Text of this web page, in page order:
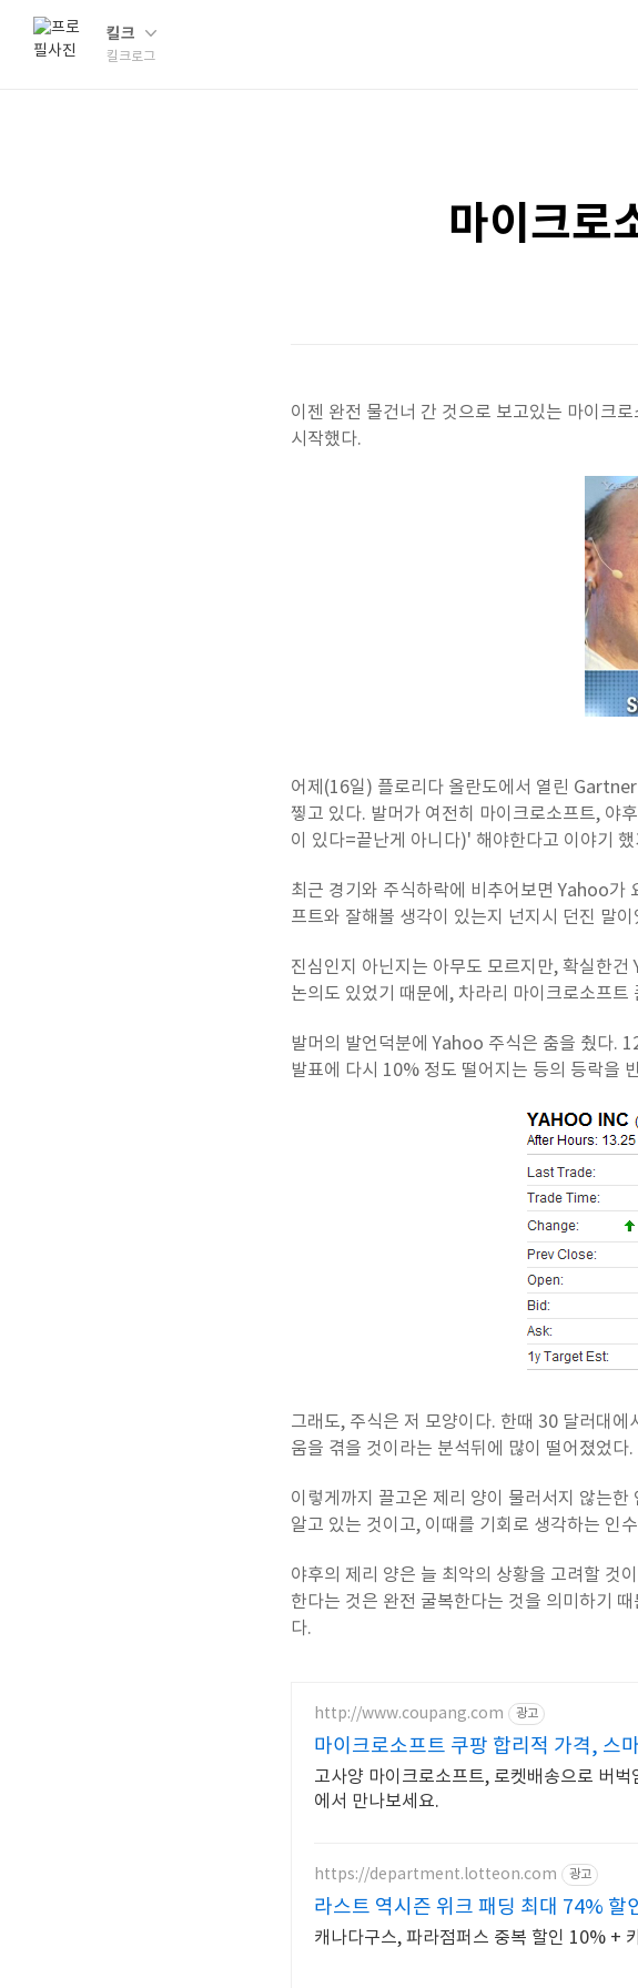
킬크
킬크로그
마이크로
이젠 완전 물건너 간 것으로 보고있는 마이크
시작했다.
어제(16일) 플로리다 올란도에서 열린
찧고 있다. 발머가 여전히 마이크로소프트, 야
이 있다=끝난게 아니다)' 해야한다고 이야기
최근 경기와 주식하락에 비추어보면 Yahoo가
프트와 잘해볼 생각이 있는지 넌지시 던진 말이
진심인지 아닌지는 아무도 모르지만, 확실한
논의도 있었기 때문에, 차라리 마이크로소프
발머의 발언덕분에 Yahoo 주식은 춤을 췄다.
발표에 다시 10% 정도 떨어지는 등의 등락을
그래도, 주식은 저 모양이다. 한때 30 달러대
움을 겪을 것이라는 분석뒤에 많이 떨어졌었다.
이렇게까지 끌고온 제리 양이 물러서지 않는
알고 있는 것이고, 이때를 기회로 생각하는 인
야후의 제리 양은 늘 최악의 상황을 고려할 것
한다는 것은 완전 굴복한다는 것을 의미하기
다.
http://www.coupang.com 광고
마이크로소프트 쿠팡 합리적 가격, 스
고사양 마이크로소프트, 로켓배송으로 버
에서 만나보세요.
https://department.lotteon.com 광고
라스트 역시즌 위크 패딩 최대 74% 할
캐나다구스, 파라점퍼스 중복 할인 10% +